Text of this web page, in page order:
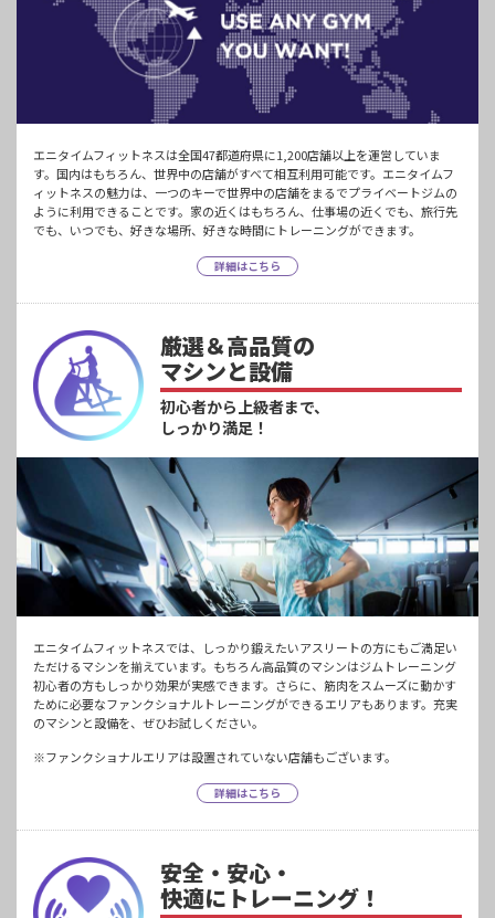
エニタイムフィットネスは全国47都道府県に1,200店舗以上を運営していま
す。国内はもちろん、世界中の店舗がすべて相互利用可能です。エニタイムフ
ィットネスの魅力は、一つのキーで世界中の店舗をまるでプライベートジムの
ように利用できることです。家の近くはもちろん、仕事場の近くでも、旅行先
でも、いつでも、好きな場所、好きな時間にトレーニングができます。
詳細はこちら
厳選＆高品質の
マシンと設備
初心者から上級者まで、
しっかり満足！
エニタイムフィットネスでは、しっかり鍛えたいアスリートの方にもご満足い
ただけるマシンを揃えています。もちろん高品質のマシンはジムトレーニング
初心者の方もしっかり効果が実感できます。さらに、筋肉をスムーズに動かす
ために必要なファンクショナルトレーニングができるエリアもあります。充実
のマシンと設備を、ぜひお試しください。
※ファンクショナルエリアは設置されていない店舗もございます。
詳細はこちら
安全・安心・
快適にトレーニング！